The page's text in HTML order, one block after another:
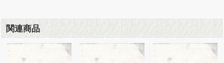
関連商品